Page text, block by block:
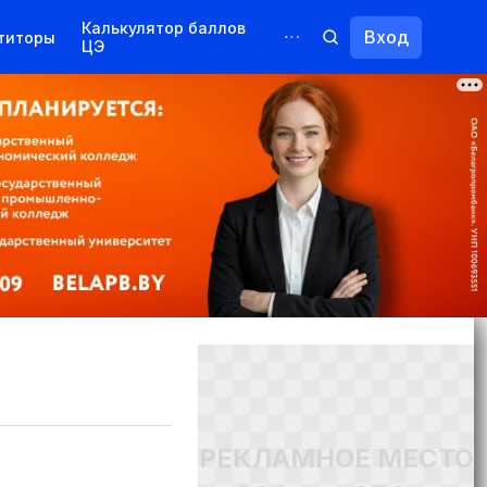
Калькулятор баллов
ЦЭ
Курсы
Переподготовка
Вход
РЕКЛАМНОЕ МЕСТО